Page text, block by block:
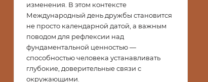
изменения. В этом контексте
Международный день дружбы становится
не просто календарной датой, а важным
поводом для рефлексии над
фундаментальной ценностью —
способностью человека устанавливать
глубокие, доверительные связи с
окружающими.